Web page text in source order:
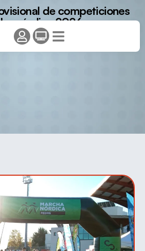
de competiciones
nórdica 2026.